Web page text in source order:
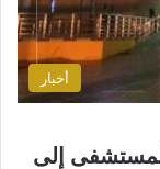
أخبار
إلى